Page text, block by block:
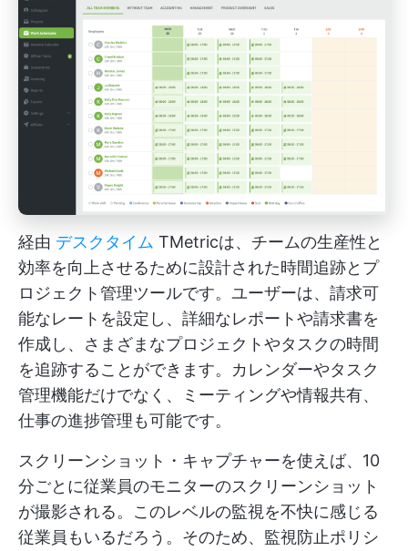
経由 デスクタイム TMetricは、チームの生産性と
効率を向上させるために設計された時間追跡とプ
ロジェクト管理ツールです。ユーザーは、請求可
能なレートを設定し、詳細なレポートや請求書を
作成し、さまざまなプロジェクトやタスクの時間
を追跡することができます。カレンダーやタスク
管理機能だけでなく、ミーティングや情報共有、
仕事の進捗管理も可能です。
スクリーンショット・キャプチャーを使えば、10
分ごとに従業員のモニターのスクリーンショット
が撮影される。このレベルの監視を不快に感じる
従業員もいるだろう。そのため、監視防止ポリシ